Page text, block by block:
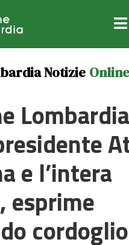
Notizie Online
e l’intera
esprime